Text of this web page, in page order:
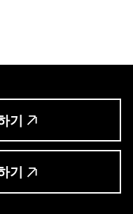
기
기